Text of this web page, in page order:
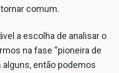
comum.
a escolha de analisar o
na fase “pioneira de
então podemos